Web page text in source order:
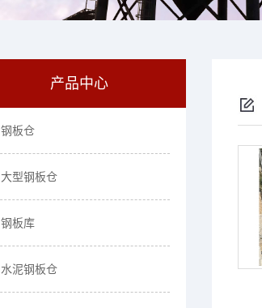
产品中心
钢板仓
大型钢板仓
钢板库
水泥钢板仓